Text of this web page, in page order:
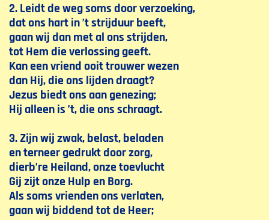
2. Leidt de weg soms door verzoeking,
dat ons hart in ’t strijduur beeft,
gaan wij dan met al ons strijden,
tot Hem die verlossing geeft.
Kan een vriend ooit trouwer wezen
dan Hij, die ons lijden draagt?
Jezus biedt ons aan genezing;
Hij alleen is ’t, die ons schraagt.
3. Zijn wij zwak, belast, beladen
en terneer gedrukt door zorg,
dierb’re Heiland, onze toevlucht
Gij zijt onze Hulp en Borg.
Als soms vrienden ons verlaten,
gaan wij biddend tot de Heer;